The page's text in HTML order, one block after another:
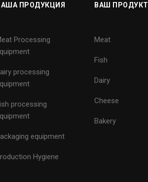
ПРОДУКЦИЯ
Processing
processing
processing
equipment
Hygiene
ВАШ ПРОДУКТ
Meat
Fish
Dairy
Cheese
Bakery